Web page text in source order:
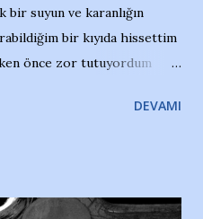
bir suyun ve karanlığın
bir kıyıda hissettim
önce zor tutuyordum
web
1964 Adana Yüzme
DEVAMI